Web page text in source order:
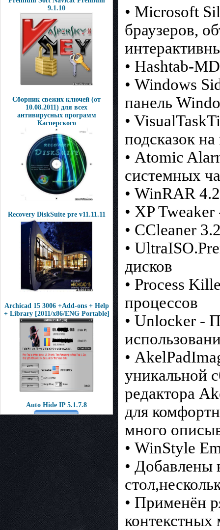
9.1.10
Сборник свежих ключей (от
10.08.2011) для всех
антивирусных программ
Касперского
Recovery DiskSuite pre v11.11.11
Archicad 15 3006 +Add-ons + Help
+ Library [2011/x86/ENG Portable]
Auto Hide IP 5.1.7.8
• Microsoft
браузеров,
• Hashtab-
• Windows
панель
•
подсказок
• Atomic
системных
• WinRAR
• XP
• CCleaner
•
дисков
• Process
процессов
• Unlocker -
•
уникальной
редактора
для
много
• WinStyle
• Добавлены
• Применён